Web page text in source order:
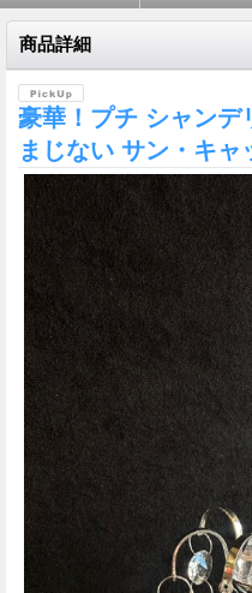
商品詳細
豪華！プチ シャン
まじない サン・キャ